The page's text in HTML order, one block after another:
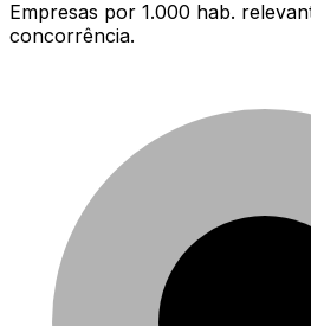
Empresas por 1.000 hab.
concorrência.